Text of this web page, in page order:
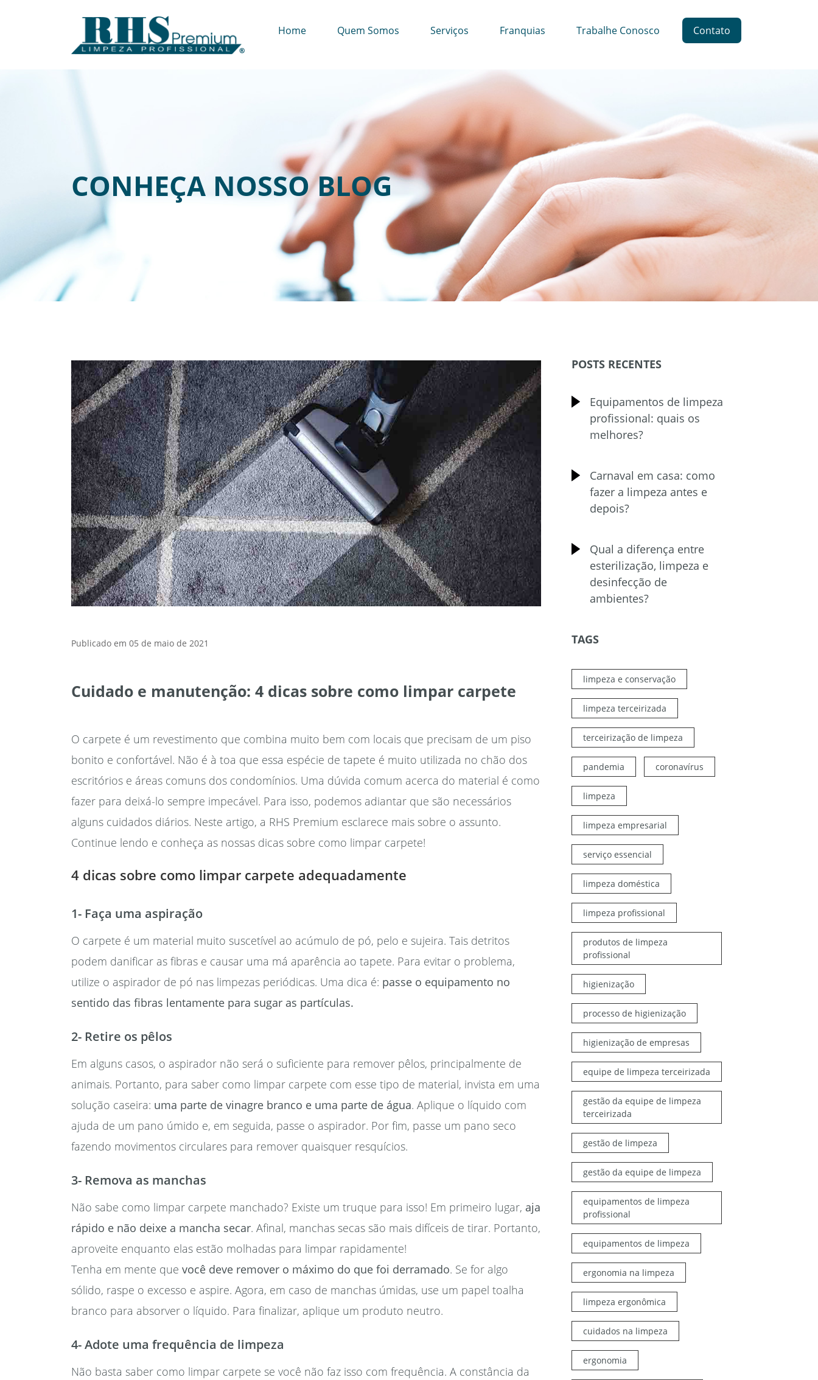
Home Quem Somos Serviços Franquias Trabalhe Conosco Contato
CONHEÇA NOSSO BLOG
Publicado em 05 de maio de 2021
Cuidado e manutenção: 4 dicas sobre como limpar carpete
O carpete é um revestimento que combina muito bem com locais que precisam de um piso
bonito e confortável. Não é à toa que essa espécie de tapete é muito utilizada no chão dos
escritórios e áreas comuns dos condomínios. Uma dúvida comum acerca do material é como
fazer para deixá-lo sempre impecável. Para isso, podemos adiantar que são necessários
alguns cuidados diários. Neste artigo, a RHS Premium esclarece mais sobre o assunto.
Continue lendo e conheça as nossas dicas sobre como limpar carpete!
4 dicas sobre como limpar carpete adequadamente
1- Faça uma aspiração
O carpete é um material muito suscetível ao acúmulo de pó, pelo e sujeira. Tais detritos
podem danificar as fibras e causar uma má aparência ao tapete. Para evitar o problema,
utilize o aspirador de pó nas limpezas periódicas. Uma dica é: passe o equipamento no
sentido das fibras lentamente para sugar as partículas.
2- Retire os pêlos
Em alguns casos, o aspirador não será o suficiente para remover pêlos, principalmente de
animais. Portanto, para saber como limpar carpete com esse tipo de material, invista em uma
solução caseira: uma parte de vinagre branco e uma parte de água. Aplique o líquido com
ajuda de um pano úmido e, em seguida, passe o aspirador. Por fim, passe um pano seco
fazendo movimentos circulares para remover quaisquer resquícios.
3- Remova as manchas
Não sabe como limpar carpete manchado? Existe um truque para isso! Em primeiro lugar, aja
rápido e não deixe a mancha secar. Afinal, manchas secas são mais difíceis de tirar. Portanto,
aproveite enquanto elas estão molhadas para limpar rapidamente!
Tenha em mente que você deve remover o máximo do que foi derramado. Se for algo
sólido, raspe o excesso e aspire. Agora, em caso de manchas úmidas, use um papel toalha
branco para absorver o líquido. Para finalizar, aplique um produto neutro.
4- Adote uma frequência de limpeza
Não basta saber como limpar carpete se você não faz isso com frequência. A constância da
POSTS RECENTES
Equipamentos de limpeza
profissional: quais os
melhores?
Carnaval em casa: como
fazer a limpeza antes e
depois?
Qual a diferença entre
esterilização, limpeza e
desinfecção de
ambientes?
TAGS
limpeza e conservação
limpeza terceirizada
terceirização de limpeza
pandemia coronavírus
limpeza
limpeza empresarial
serviço essencial
limpeza doméstica
limpeza profissional
produtos de limpeza
profissional
higienização
processo de higienização
higienização de empresas
equipe de limpeza terceirizada
gestão da equipe de limpeza
terceirizada
gestão de limpeza
gestão da equipe de limpeza
equipamentos de limpeza
profissional
equipamentos de limpeza
ergonomia na limpeza
limpeza ergonômica
cuidados na limpeza
ergonomia